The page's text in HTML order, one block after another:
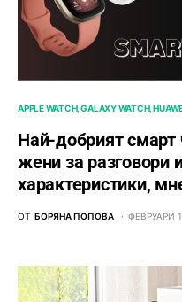
APPLE WATCH GALAXY WATCH
Най-добрият
жени за разговори
характеристики,
ОТ БОРЯНА ПОПОВА ФЕВРУАРИ